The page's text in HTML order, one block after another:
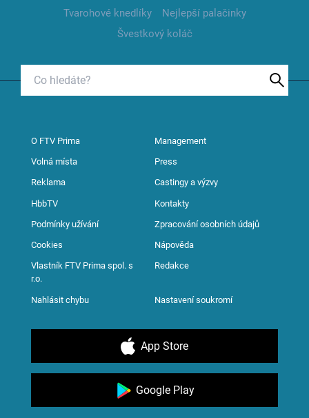
Tvarohové knedlíky
Nejlepší palačinky
Švestkový koláč
O FTV Prima Management
Volná místa Press
Reklama Castingy a výzvy
HbbTV Kontakty
Podmínky užívání Zpracování osobních údajů
Cookies Nápověda
Vlastník FTV Prima spol. s
r.o.
Redakce
Nahlásit chybu Nastavení soukromí
App Store
Google Play